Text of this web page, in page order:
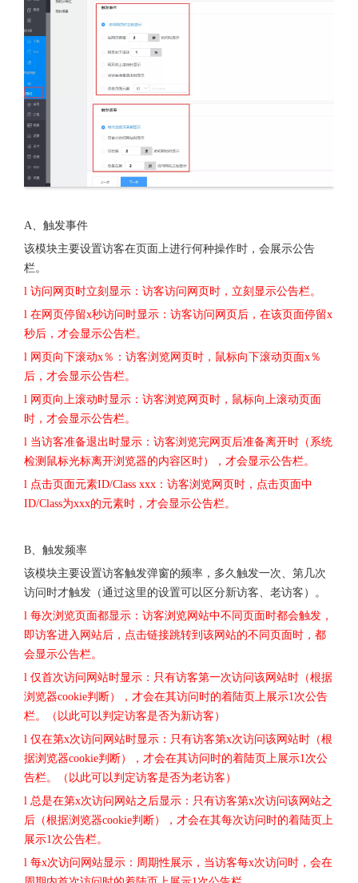
A、触发事件
该模块主要设置访客在页面上进行何种操作时，会展示公告
栏。
l 访问网页时立刻显示：访客访问网页时，立刻显示公告栏。
l 在网页停留x秒访问时显示：访客访问网页后，在该页面停留x
秒后，才会显示公告栏。
l 网页向下滚动x％：访客浏览网页时，鼠标向下滚动页面x％
后，才会显示公告栏。
l 网页向上滚动时显示：访客浏览网页时，鼠标向上滚动页面
时，才会显示公告栏。
l 当访客准备退出时显示：访客浏览完网页后准备离开时（系统
检测鼠标光标离开浏览器的内容区时），才会显示公告栏。
l 点击页面元素ID/Class xxx：访客浏览网页时，点击页面中
ID/Class为xxx的元素时，才会显示公告栏。
B、触发频率
该模块主要设置访客触发弹窗的频率，多久触发一次、第几次
访问时才触发（通过这里的设置可以区分新访客、老访客）。
l 每次浏览页面都显示：访客浏览网站中不同页面时都会触发，
即访客进入网站后，点击链接跳转到该网站的不同页面时，都
会显示公告栏。
l 仅首次访问网站时显示：只有访客第一次访问该网站时（根据
浏览器cookie判断），才会在其访问时的着陆页上展示1次公告
栏。（以此可以判定访客是否为新访客）
l 仅在第x次访问网站时显示：只有访客第x次访问该网站时（根
据浏览器cookie判断），才会在其访问时的着陆页上展示1次公
告栏。（以此可以判定访客是否为老访客）
l 总是在第x次访问网站之后显示：只有访客第x次访问该网站之
后（根据浏览器cookie判断），才会在其每次访问时的着陆页上
展示1次公告栏。
l 每x次访问网站显示：周期性展示，当访客每x次访问时，会在